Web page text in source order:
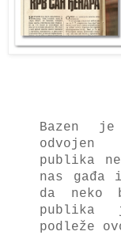
Bazen je
publika
nas gađa
da neko
publika
podleže